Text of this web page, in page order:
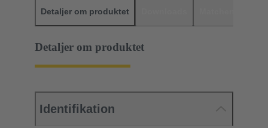
Detaljer om produktet
Detaljer om produktet
Identifikation